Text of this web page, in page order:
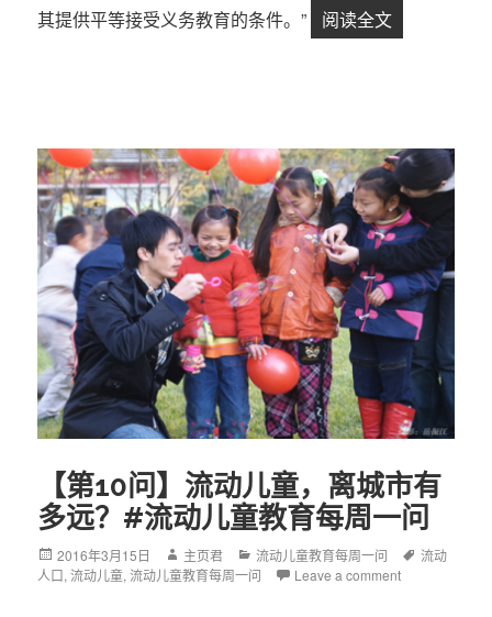
其提供平等接受义务教育的条件。”
阅读全文
【第10问】流动儿童，离城市有
多远？#流动儿童教育每周一问
Posted
on
2016年3月15日 Author
主页君 Categories
流动儿童教育每周一问 Tags
流动
人口,流动儿童,流动儿童教育每周一问 Leave a comment